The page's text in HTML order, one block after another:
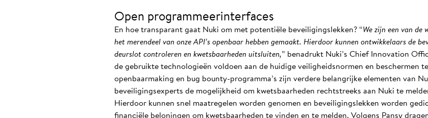
Open programmeerinterfaces
En hoe transparant gaat Nuki om met potentiële beveiligingslekken? “We zijn een van
het merendeel van onze API’s openbaar hebben gemaakt. Hierdoor kunnen ontwikkelaars de
deurslot controleren en kwetsbaarheden uitsluiten,” benadrukt Nuki’s Chief Innovation
de gebruikte technologieën voldoen aan de huidige veiligheidsnormen en beschermen
openbaarmaking en bug bounty-programma’s zijn verdere belangrijke elementen van
beveiligingsexperts de mogelijkheid om kwetsbaarheden rechtstreeks aan Nuki te
Hierdoor kunnen snel maatregelen worden genomen en beveiligingslekken worden
financiële beloningen om kwetsbaarheden te vinden en te melden. Volgens Pansy